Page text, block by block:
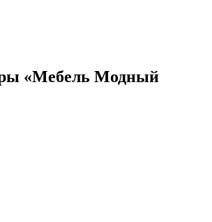
«Мебель Модный